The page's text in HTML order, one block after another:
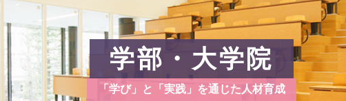
学部・大学院
「学び」と「実践」を通じた人材育成